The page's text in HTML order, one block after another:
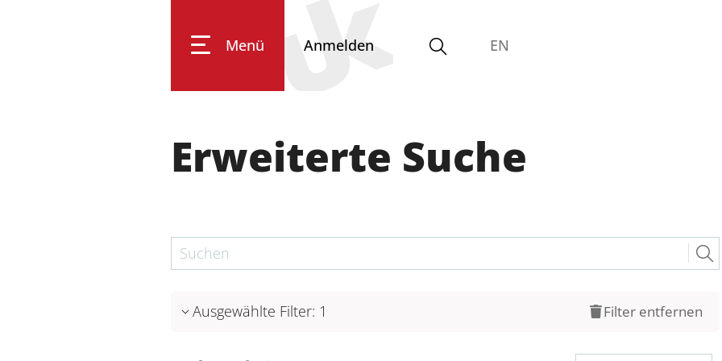
Menü
Forschung
Studium
Transfer
Zentrale Einrichtungen
Graduiertenförderungs- und
Studienzentrum
Anmelden EN
Erweiterte Suche
Ausgewählte Filter: 1 Filter entfernen